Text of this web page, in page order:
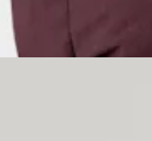
Päiväreppu